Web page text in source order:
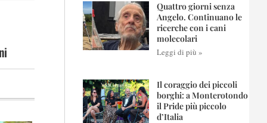
Quattro giorni senza
Angelo. Continuano le
ricerche con i cani
molecolari
Leggi di più »
Il coraggio dei piccoli
borghi: a Monterotondo
il Pride più piccolo
d’Italia